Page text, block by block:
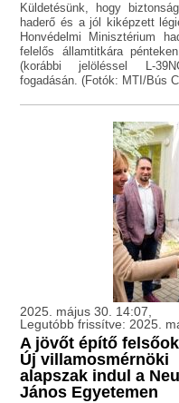
Küldetésünk, hogy
haderő és a jól kiképzett
Honvédelmi Minisztérium
felelős államtitkára
(korábbi jelöléssel L-
fogadásán. (Fotók: MTI/Bús
2025. május 30. 14:07,
Legutóbb frissítve: 2025.
A jövőt építő
Új villamosmérnöki
alapszak indul a
János Egyetemen